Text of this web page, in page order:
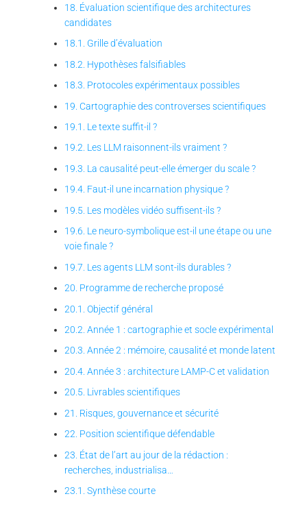
18. Évaluation scientifique des architectures
candidates
18.1. Grille d’évaluation
18.2. Hypothèses falsifiables
18.3. Protocoles expérimentaux possibles
19. Cartographie des controverses scientifiques
19.1. Le texte suffit-il ?
19.2. Les LLM raisonnent-ils vraiment ?
19.3. La causalité peut-elle émerger du scale ?
19.4. Faut-il une incarnation physique ?
19.5. Les modèles vidéo suffisent-ils ?
19.6. Le neuro-symbolique est-il une étape ou une
voie finale ?
19.7. Les agents LLM sont-ils durables ?
20. Programme de recherche proposé
20.1. Objectif général
20.2. Année 1 : cartographie et socle expérimental
20.3. Année 2 : mémoire, causalité et monde latent
20.4. Année 3 : architecture LAMP-C et validation
20.5. Livrables scientifiques
21. Risques, gouvernance et sécurité
22. Position scientifique défendable
23. État de l’art au jour de la rédaction :
recherches, industrialisa…
23.1. Synthèse courte